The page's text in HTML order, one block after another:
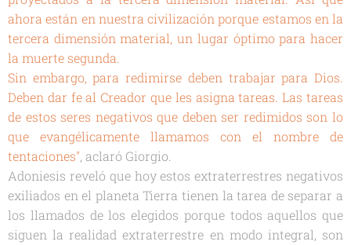
ahora están en nuestra civilización porque estamos en la
tercera dimensión material, un lugar óptimo para hacer
la muerte segunda.
Sin embargo, para redimirse deben trabajar para Dios.
Deben dar fe al Creador que les asigna tareas. Las tareas
de estos seres negativos que deben ser redimidos son lo
que evangélicamente llamamos con el nombre de
tentaciones", aclaró Giorgio.
Adoniesis reveló que hoy estos extraterrestres negativos
exiliados en el planeta Tierra tienen la tarea de separar a
los llamados de los elegidos porque todos aquellos que
siguen la realidad extraterrestre en modo integral, son